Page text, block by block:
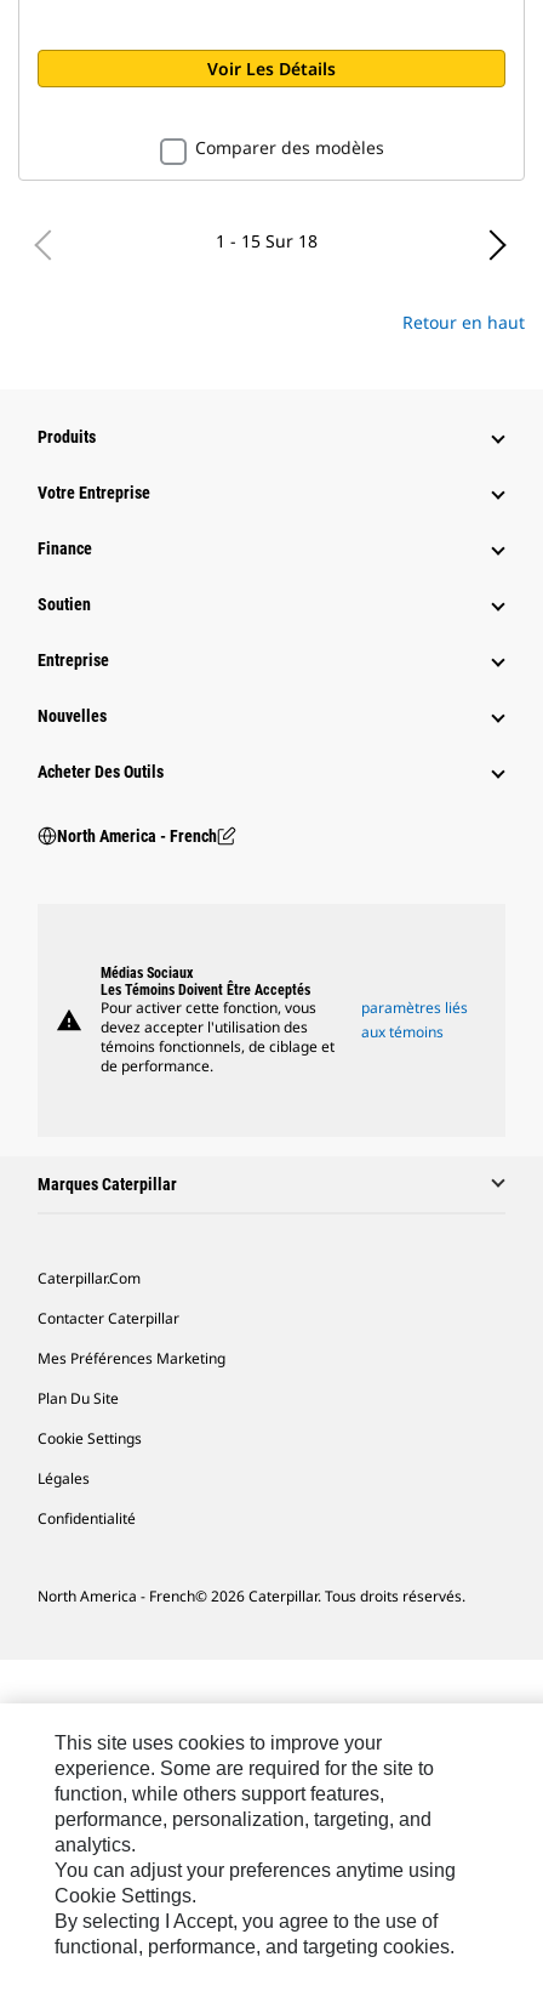
Voir Les Détails
Comparer des modèles
1 - 15 Sur 18
Retour en haut
Produits
Votre Entreprise
Finance
Soutien
Entreprise
Nouvelles
Acheter Des Outils
North America - French
warning
Médias Sociaux
Les Témoins Doivent Être Acceptés
Pour activer cette fonction, vous
devez accepter l'utilisation des
témoins fonctionnels, de ciblage et
de performance.
paramètres liés
aux témoins
Marques Caterpillar
Caterpillar.com
Contacter Caterpillar
Mes Préférences Marketing
Plan Du Site
Cookie Settings
Légales
Confidentialité
North America - French© 2026 Caterpillar. Tous droits réservés.
This site uses cookies to improve your
experience. Some are required for the site to
function, while others support features,
performance, personalization, targeting, and
analytics.
You can adjust your preferences anytime using
Cookie Settings.
By selecting I Accept, you agree to the use of
functional, performance, and targeting cookies.